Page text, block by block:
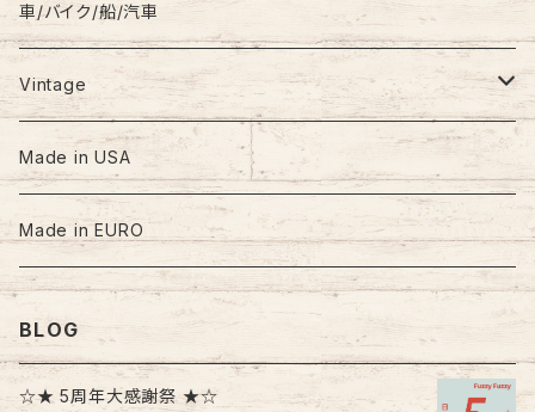
車/バイク/船/汽車
Vintage
60s-70s
80s
90s
00s
Made in USA
Made in EURO
BLOG
☆★ 5周年大感謝祭 ★☆